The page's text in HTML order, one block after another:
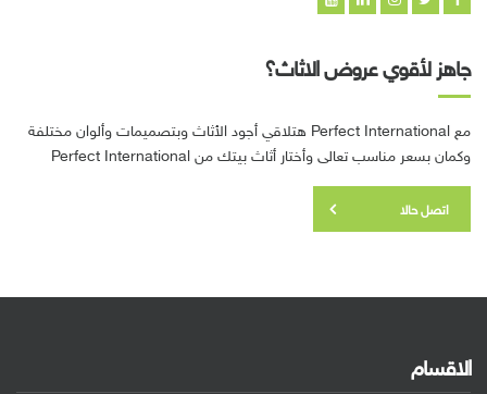
جاهز لأقوي عروض الاثاث؟
مع Perfect International هتلاقي أجود الأثاث وبتصميمات وألوان مختلفة
وكمان بسعر مناسب تعالى وأختار أثاث بيتك من Perfect International
اتصل حالا
الاقسام